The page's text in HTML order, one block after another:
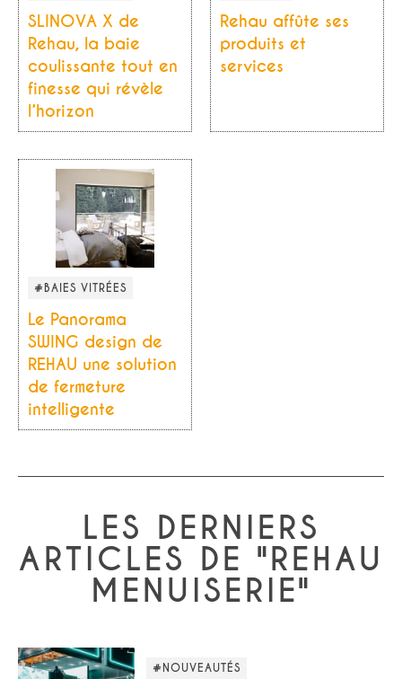
SLINOVA X de
Rehau, la baie
coulissante tout en
finesse qui révèle
l’horizon
Rehau affûte ses
produits et
services
#BAIES VITRÉES
Le Panorama
SWING design de
REHAU une solution
de fermeture
intelligente
LES DERNIERS
ARTICLES DE "REHAU
MENUISERIE"
#NOUVEAUTÉS